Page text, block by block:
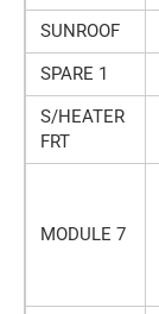
SUNROOF
SPARE 1
S/HEATER
FRT
MODULE 7